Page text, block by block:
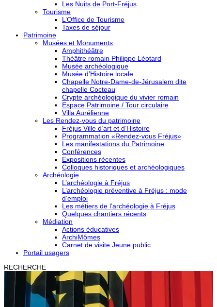
Les Nuits de Port-Fréjus
Tourisme
L’Office de Tourisme
Taxes de séjour
Patrimoine
Musées et Monuments
Amphithéâtre
Théâtre romain Philippe Léotard
Musée archéologique
Musée d’Histoire locale
Chapelle Notre-Dame-de-Jérusalem dite
chapelle Cocteau
Crypte archéologique du vivier romain
Espace Patrimoine / Tour circulaire
Villa Aurélienne
Les Rendez-vous du patrimoine
Fréjus Ville d’art et d’Histoire
Programmation «Rendez-vous Fréjus»
Les manifestations du Patrimoine
Conférences
Expositions récentes
Colloques historiques et archéologiques
Archéologie
L’archéologie à Fréjus
L’archéologie préventive à Fréjus : mode
d’emploi
Les métiers de l’archéologie à Fréjus
Quelques chantiers récents
Médiation
Actions éducatives
ArchiMômes
Carnet de visite Jeune public
Portail usagers
RECHERCHE